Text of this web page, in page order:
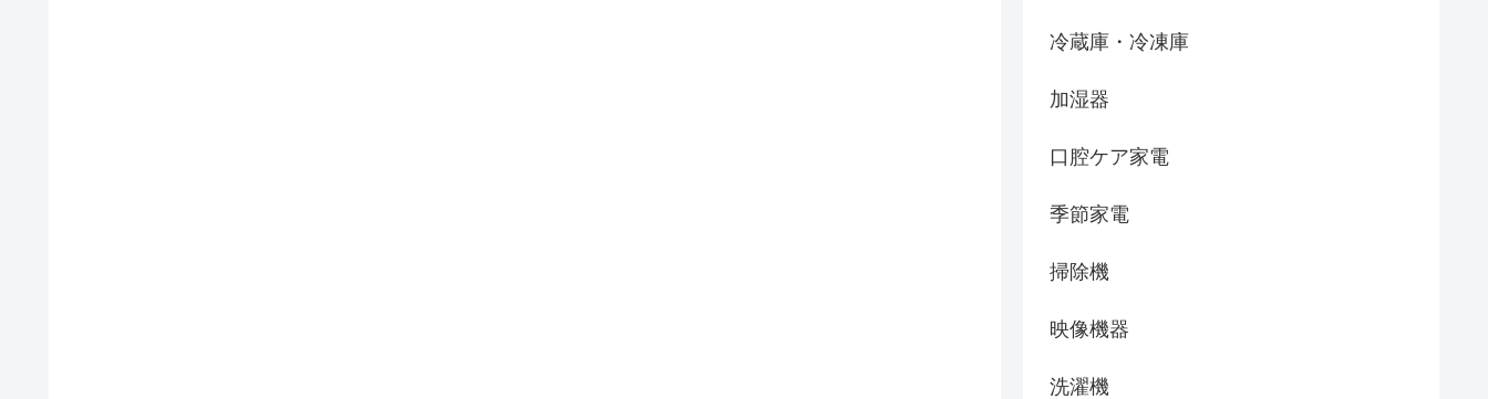
冷蔵庫・冷凍庫
加湿器
口腔ケア家電
季節家電
掃除機
映像機器
洗濯機